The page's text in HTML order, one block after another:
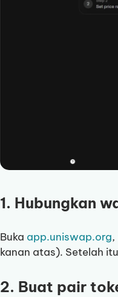
1. Hubungkan
Buka app.uniswap.org,
kanan atas). Setelah
2. Buat pair